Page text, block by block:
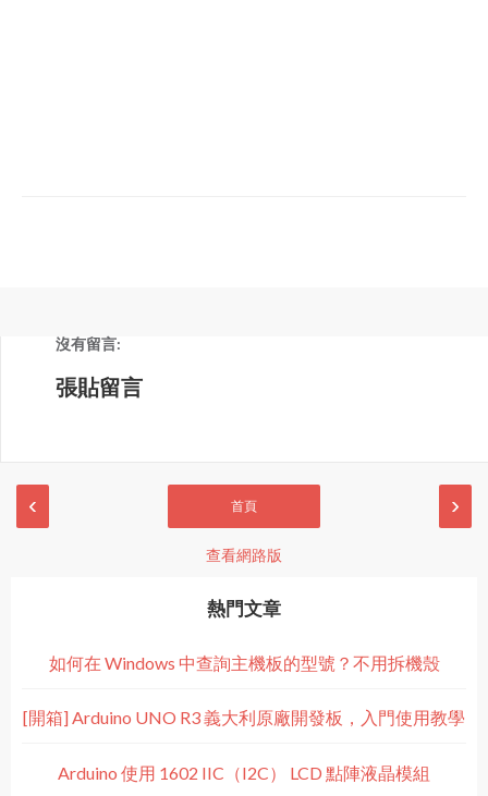
沒有留言:
張貼留言
‹ ›
首頁
查看網路版
熱門文章
如何在 Windows 中查詢主機板的型號？不用拆機殼
[開箱] Arduino UNO R3 義大利原廠開發板，入門使用教學
Arduino 使用 1602 IIC（I2C） LCD 點陣液晶模組